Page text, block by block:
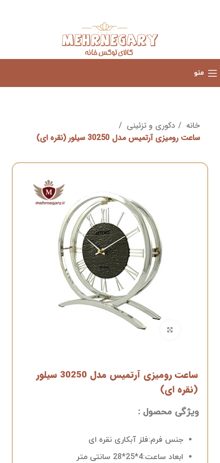
منو
خانه
دکوری و تزئینی
ساعت رومیزی آرتمیس مدل 30250 سیلور (نقره ای)
برای بزرگنمایی کلیک کنید
ساعت رومیزی آرتمیس مدل 30250 سیلور
(نقره ای)
ویژگی محصول :
جنس فرم:فلز آبکاری نقره ای
ابعاد ساعت:4*25*28 سانتی متر